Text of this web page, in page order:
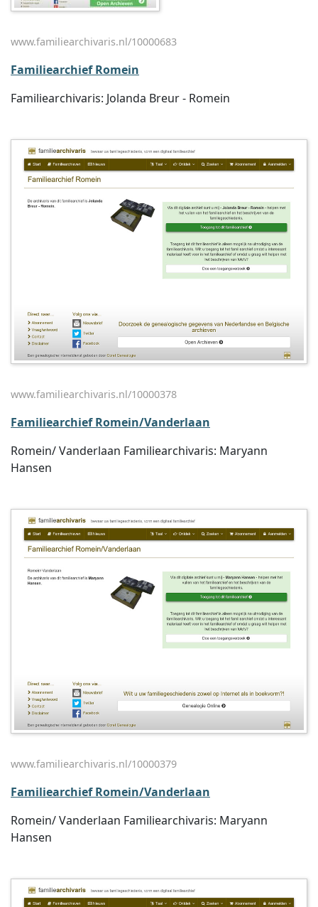
www.familiearchivaris.nl/10000683
Familiearchief Romein
Familiearchivaris: Jolanda Breur - Romein
www.familiearchivaris.nl/10000378
Familiearchief Romein/Vanderlaan
Romein/ Vanderlaan Familiearchivaris: Maryann
Hansen
www.familiearchivaris.nl/10000379
Familiearchief Romein/Vanderlaan
Romein/ Vanderlaan Familiearchivaris: Maryann
Hansen